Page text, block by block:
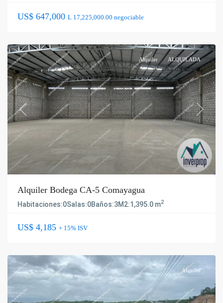
US$ 647,000 L 17,225,000.00 negociable
Previous Next
Alquiler ALQUILADA
Alquiler Bodega CA-5 Comayagua
Habitaciones:0Salas:0Baños:3M2:1,395.0 m2
US$ 4,185 + 15% ISV
Alquiler